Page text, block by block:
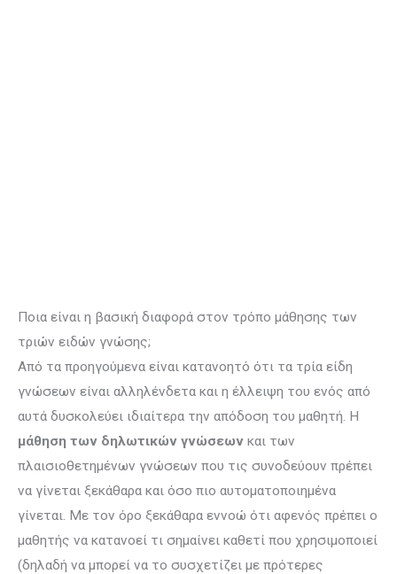
Ποια είναι η βασική διαφορά στον τρόπο μάθησης των
τριών ειδών γνώσης;
Από τα προηγούμενα είναι κατανοητό ότι τα τρία είδη
γνώσεων είναι αλληλέν­δετα και η έλλειψη του ενός από
αυτά δυσκολεύει ιδιαίτερα την απόδοση του μαθητή. Η
μάθηση των δηλωτικών γνώσεων και των
πλαισιοθετημένων γνώσεων που τις συνοδεύουν πρέπει
να γίνεται ξεκάθαρα και όσο πιο αυτοματοποιημένα
γίνεται. Με τον όρο ξεκάθαρα εννοώ ότι αφενός πρέπει ο
μαθητής να κατανοεί τι σημαίνει καθετί που χρησιμοποιεί
(δηλαδή να μπορεί να το συσχετίζει με πρότερες